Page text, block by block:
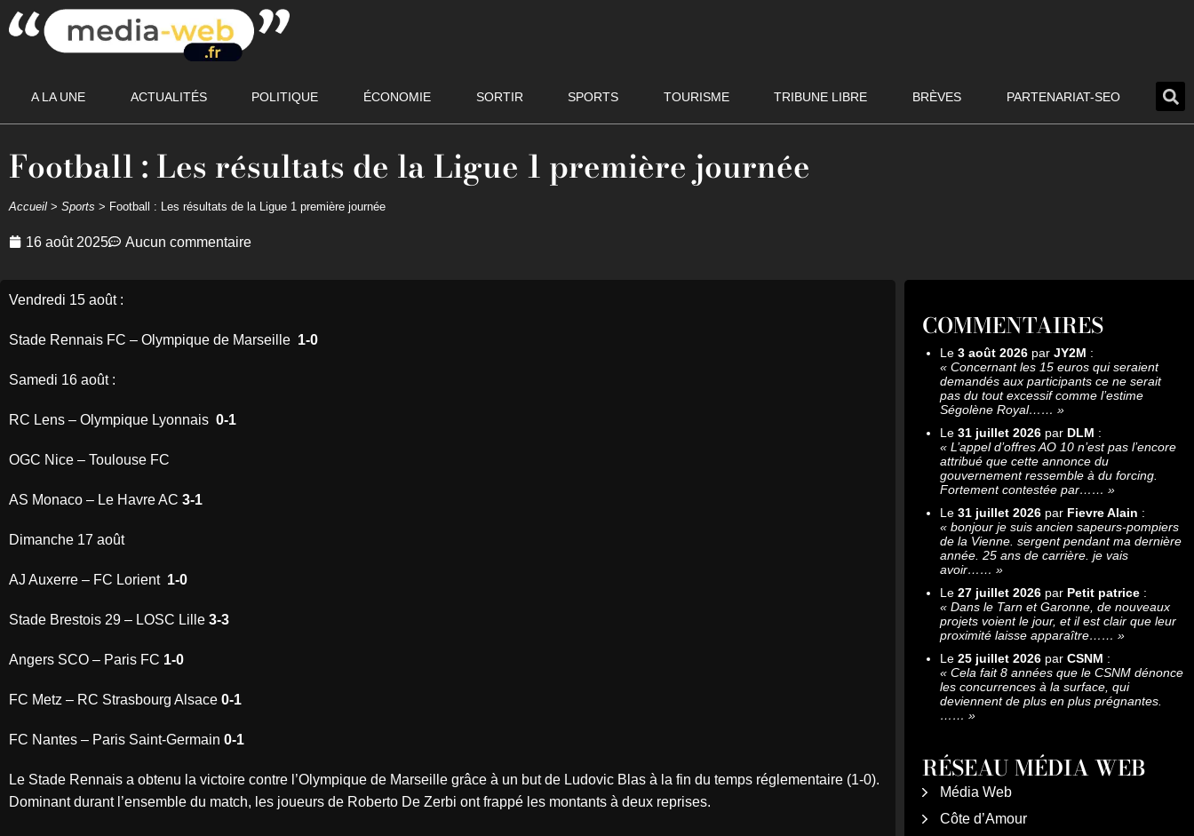
A LA UNE ACTUALITÉS POLITIQUE ÉCONOMIE SORTIR SPORTS TOURISME TRIBUNE LIBRE BRÈVES PARTENARIAT-SEO
Football : Les résultats de la Ligue 1 première journée
Accueil > Sports > Football : Les résultats de la Ligue 1 première journée
16 août 2025 Aucun commentaire
Vendredi 15 août :
Stade Rennais FC – Olympique de Marseille 1-0
Samedi 16 août :
RC Lens – Olympique Lyonnais 0-1
OGC Nice – Toulouse FC
AS Monaco – Le Havre AC 3-1
Dimanche 17 août
AJ Auxerre – FC Lorient 1-0
Stade Brestois 29 – LOSC Lille 3-3
Angers SCO – Paris FC 1-0
FC Metz – RC Strasbourg Alsace 0-1
FC Nantes – Paris Saint-Germain 0-1
Le Stade Rennais a obtenu la victoire contre l’Olympique de Marseille grâce à un but de Ludovic Blas à la fin du temps réglementaire (1-0).
Dominant durant l’ensemble du match, les joueurs de Roberto De Zerbi ont frappé les montants à deux reprises.
COMMENTAIRES
Le 3 août 2026 par JY2M :
« Concernant les 15 euros qui seraient
demandés aux participants ce ne serait
pas du tout excessif comme l’estime
Ségolène Royal…… »
Le 31 juillet 2026 par DLM :
« L’appel d’offres AO 10 n’est pas l’encore
attribué que cette annonce du
gouvernement ressemble à du forcing.
Fortement contestée par…… »
Le 31 juillet 2026 par Fievre Alain :
« bonjour je suis ancien sapeurs-pompiers
de la Vienne. sergent pendant ma dernière
année. 25 ans de carrière. je vais
avoir…… »
Le 27 juillet 2026 par Petit patrice :
« Dans le Tarn et Garonne, de nouveaux
projets voient le jour, et il est clair que leur
proximité laisse apparaître…… »
Le 25 juillet 2026 par CSNM :
« Cela fait 8 années que le CSNM dénonce
les concurrences à la surface, qui
deviennent de plus en plus prégnantes.
…… »
RÉSEAU MÉDIA WEB
Média Web
Côte d’Amour